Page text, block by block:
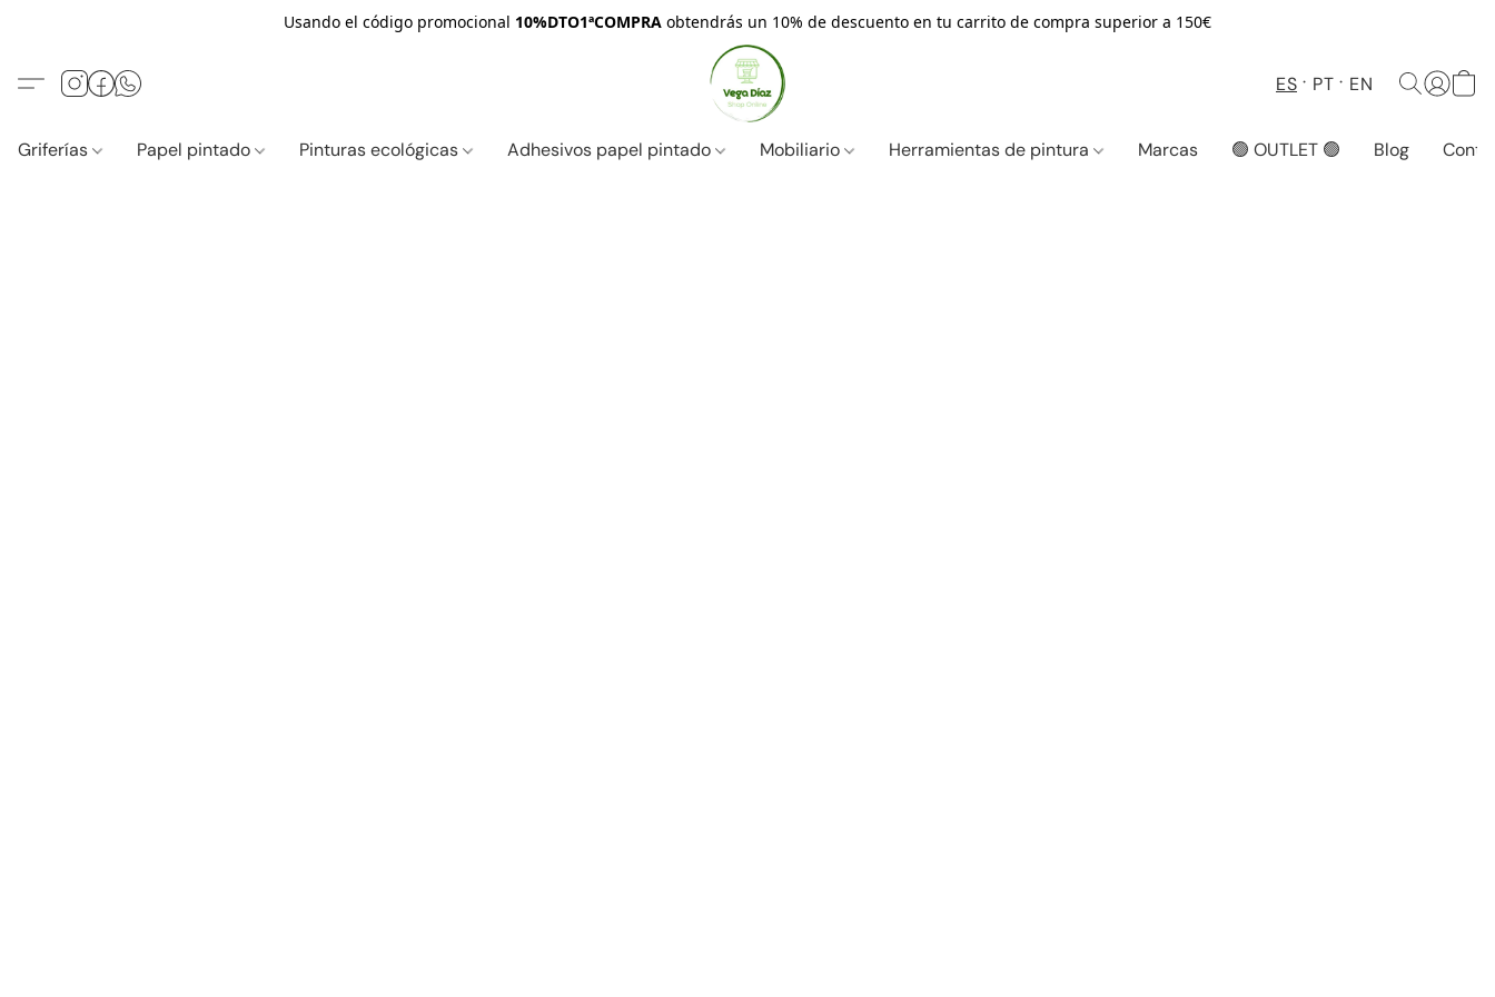
Usando el código promocional 10%DTO1ªCOMPRA obtendrás un 10% de descuento en tu carrito de compra superior a 150€
ES PT EN
Griferías Papel pintado Pinturas ecológicas Adhesivos papel pintado Mobiliario Herramientas de pintura Marcas 🟢 OUTLET 🟢 Blog